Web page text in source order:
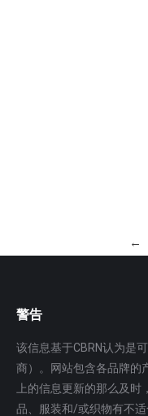
←
警告
该信息基于CBRN认为是
商）。网站包含各品牌的
上的信息更新的那么及
品、服装和/或织物有不